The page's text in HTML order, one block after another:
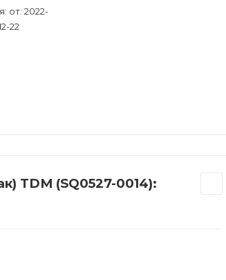
от: 2022-
22
TDM (SQ0527-0014):